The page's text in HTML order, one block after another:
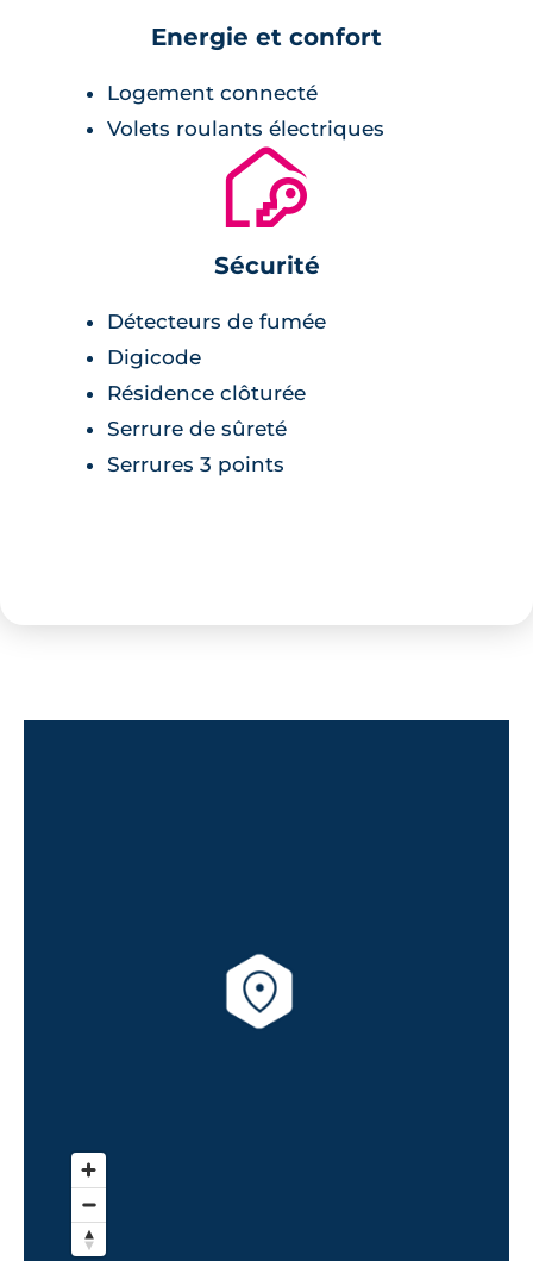
Energie et confort
Logement connecté
Volets roulants électriques
🔐
Sécurité
Détecteurs de fumée
Digicode
Résidence clôturée
Serrure de sûreté
Serrures 3 points